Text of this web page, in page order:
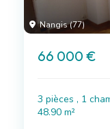
Nangis (77)
66 000 €
3 pièces , 1
48.90 m²